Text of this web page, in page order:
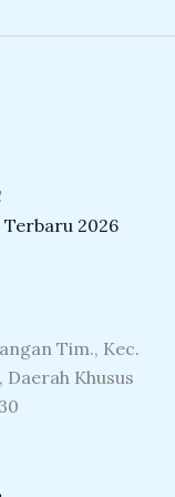
2026
Tim., Kec.
Khusus